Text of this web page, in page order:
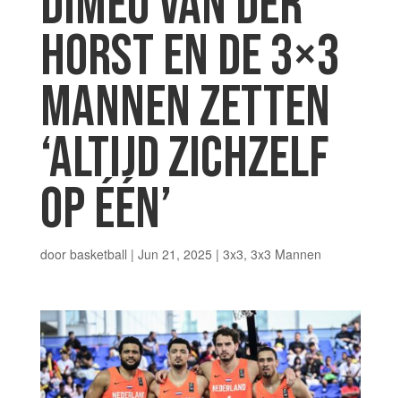
HORST EN DE 3×3
MANNEN ZETTEN
‘ALTIJD ZICHZELF
OP ÉÉN’
door basketball | Jun 21, 2025 | 3x3, 3x3 Mannen